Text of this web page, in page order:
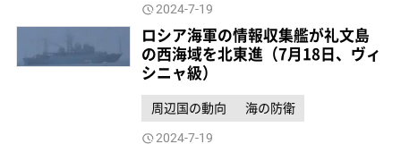
2024-7-19
ロシア海軍の情報収集艦が礼文島
の西海域を北東進（7月18日、ヴィ
シニャ級）
周辺国の動向 海の防衛
2024-7-19